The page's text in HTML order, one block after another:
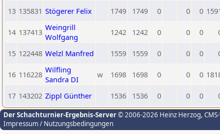
13 135831 Stögerer Felix 1749 1749 0 0 0
14 137413 Weingrill
Wolfgang
1242 1242 0 0 0
15 122448 Welzl Manfred 1559 1559 0 0 0
16 116228 Wilfling
Sandra DI
w 1698 1698 0 0 0
17 143202 Zippl Günther 1536 1536 0 0 0
Der Schachturnier-Ergebnis-Server© 2006-2026 Heinz Herzog,
Impressum / Nutzungsbedingungen